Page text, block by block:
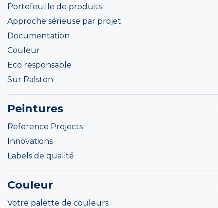
Portefeuille de produits
Approche sérieuse par projet
Documentation
Couleur
Eco responsable
Sur Ralston
Peintures
Reference Projects
Innovations
Labels de qualité
Couleur
Votre palette de couleurs